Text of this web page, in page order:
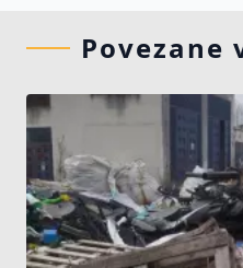
Povezane